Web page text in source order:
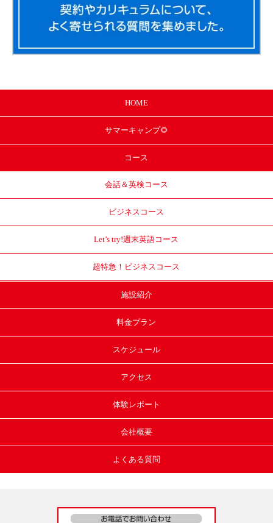
HOME
サマーキャンプ🌻
コース
会話＆英検コース
ビジネスコース
Let’s try!週末英語コース
超特急！ ビジネスコース
施設紹介
料金プラン
スケジュール
アクセス
体験レポート
会社概要
よくある質問